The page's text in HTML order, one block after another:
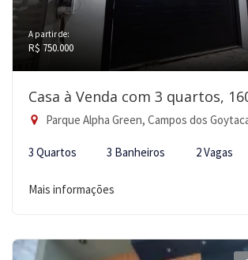
A partir de:
R$ 750.000
Casa à Venda com 3 quartos,
Parque Alpha Green, Campos dos
3 Quartos 3 Banheiros 2 Vagas
Mais informações